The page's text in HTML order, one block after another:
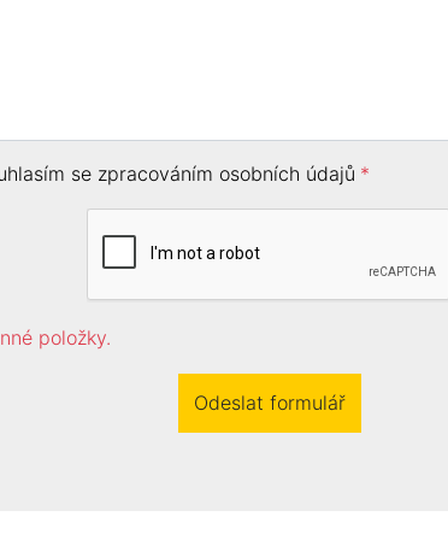
se zpracováním osobních údajů *
položky.
Odeslat formulář